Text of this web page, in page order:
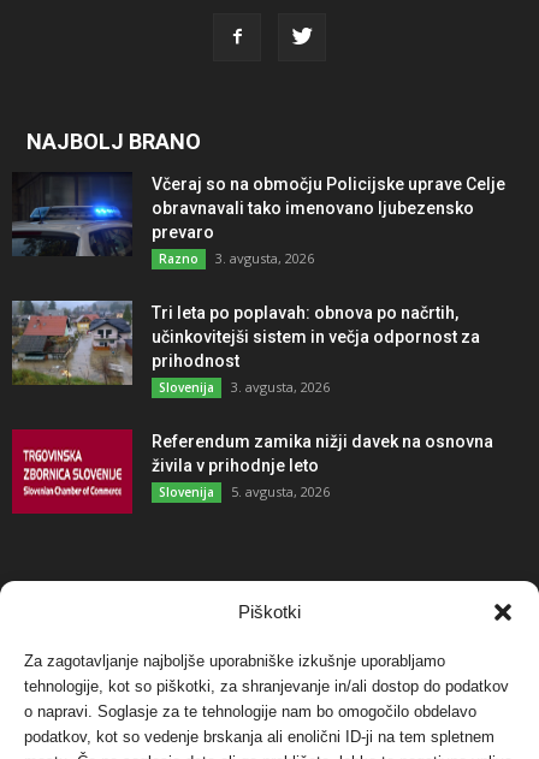
Piškotki
Za zagotavljanje najboljše uporabniške izkušnje uporabljamo
tehnologije, kot so piškotki, za shranjevanje in/ali dostop do podatkov
o napravi. Soglasje za te tehnologije nam bo omogočilo obdelavo
podatkov, kot so vedenje brskanja ali enolični ID-ji na tem spletnem
NAJBOLJ BRANO
Včeraj so na območju Policijske uprave Celje
obravnavali tako imenovano ljubezensko
prevaro
Razno 3. avgusta, 2026
Tri leta po poplavah: obnova po načrtih,
učinkovitejši sistem in večja odpornost za
prihodnost
Slovenija 3. avgusta, 2026
Referendum zamika nižji davek na osnovna
živila v prihodnje leto
Slovenija 5. avgusta, 2026
NAJBOLJ KOMENTIRANO
Protest proti vetrnim elektrarnam na Ojstrici, v
svetu pa vedno bolj...
Dogodki 12. maja, 2017